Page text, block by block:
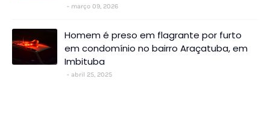
março 09, 2026
Homem é preso em flagrante por furto
em condomínio no bairro Araçatuba, em
Imbituba
abril 25, 2025